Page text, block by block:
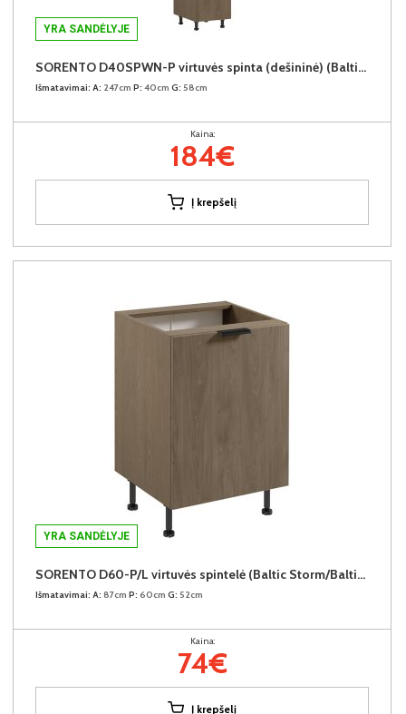
YRA SANDĖLYJE
SORENTO D40SPWN-P virtuvės spinta (dešininė) (Baltic Storm/Baltic Storm)
Išmatavimai: A: 247cm P: 40cm G: 58cm
Kaina:
184€
Į krepšelį
YRA SANDĖLYJE
SORENTO D60-P/L virtuvės spintelė (Baltic Storm/Baltic Storm)
Išmatavimai: A: 87cm P: 60cm G: 52cm
Kaina:
74€
Į krepšelį